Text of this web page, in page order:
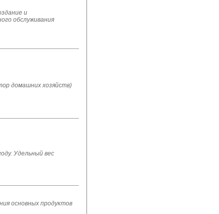
и
обслуживания
домашних хозяйств)
Удельный вес
основных продуктов